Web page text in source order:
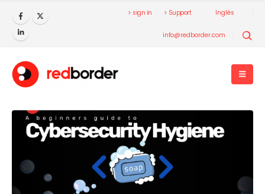
> sign in > Support Inglés
info@redborder.com